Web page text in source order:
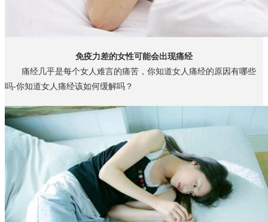
免疫力差的女性可能会出现痛经
痛经几乎是每个女人难言的痛苦，你知道女人痛经的原因有哪些
吗-你知道女人痛经该如何缓解吗？